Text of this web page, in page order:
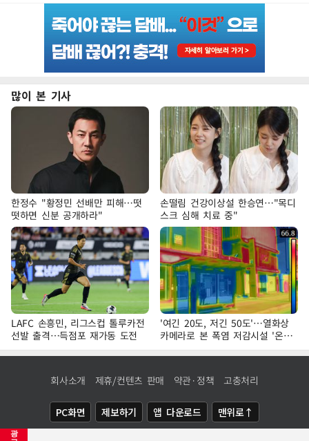
광
많이 본 기사
한정수 "황정민 선배만 피해…떳
떳하면 신분 공개하라"
손떨림 건강이상설 한승연…"목디
스크 심해 치료 중"
LAFC 손흥민, 리그스컵 톨루카전
선발 출격…득점포 재가동 도전
'여긴 20도, 저긴 50도'…열화상
카메라로 본 폭염 저감시설 '온도
차'
회사소개 제휴/컨텐츠 판매 약관·정책 고충처리
PC화면 제보하기 앱 다운로드 맨위로↑